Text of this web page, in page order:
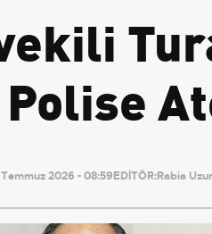
Polise
2026 - 08:59EDİTÖR:Rabia